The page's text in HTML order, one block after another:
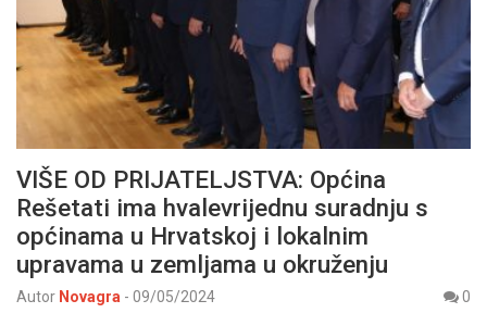
VIŠE OD PRIJATELJSTVA: Općina
Rešetati ima hvalevrijednu suradnju s
općinama u Hrvatskoj i lokalnim
upravama u zemljama u okruženju
Autor Novagra - 09/05/2024
0